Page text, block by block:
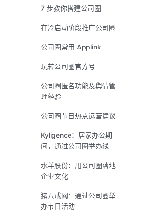
7 步教你搭建公司圈
在冷启动阶段推广公司圈
公司圈常用 Applink
玩转公司圈官方号
公司圈匿名功能及舆情管
理经验
公司圈节日热点运营建议
Kyligence：居家办公期
间，通过公司圈举办线上
水羊股份：用公司圈落地
企业文化
猪八戒网：通过公司圈举
办节日活动